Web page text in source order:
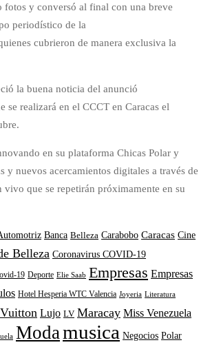
fotos y conversó al final con una breve
periodístico de la
cubrieron de manera exclusiva la
la buena noticia del anunció
se realizará en el CCCT en Caracas el
en su plataforma Chicas Polar y
y nuevos acercamientos digitales a través de
vivo que se repetirán próximamente en su
Banca Belleza Carabobo Caracas Cine
Belleza Coronavirus COVID-19
19 Deporte Elie Saab Empresas Empresas
Hotel Hesperia WTC Valencia Joyeria Literatura
Lujo LV Maracay Miss Venezuela
Moda musica Negocios Polar